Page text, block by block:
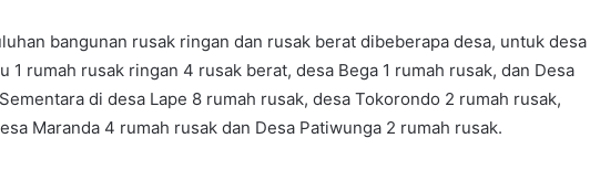
bangunan rusak ringan dan rusak berat dibeberapa desa, untuk desa
1 rumah rusak ringan 4 rusak berat, desa Bega 1 rumah rusak, dan Desa
di desa Lape 8 rumah rusak, desa Tokorondo 2 rumah rusak,
Maranda 4 rumah rusak dan Desa Patiwunga 2 rumah rusak.